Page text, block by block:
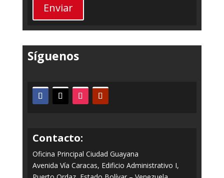
Enviar
Síguenos
Contacto:
Oficina Principal Ciudad Guayana
Avenida Vía Caracas, Edificio Administrativo I,